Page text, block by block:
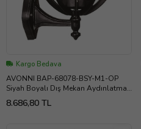
Kargo Bedava
AVONNI BAP-68078-BSY-M1-OP
Siyah Boyalı Dış Mekan Aydınlatma
E27 Aluminyum Polietilen Cam
25x25cm
8.686,80 TL